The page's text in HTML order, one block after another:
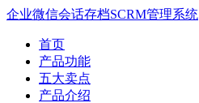
企业微信会话存档SCRM管理系统
首页
产品功能
五大卖点
产品介绍